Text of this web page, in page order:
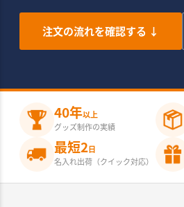
注文の流れを確認する ↓
40年以上
グッズ制作の実績
最短2日
名入れ出荷（クイック対応）